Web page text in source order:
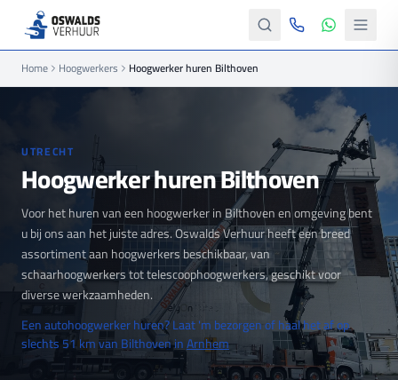
Home Hoogwerkers Hoogwerker huren Bilthoven
UTRECHT
Hoogwerker huren Bilthoven
Voor het huren van een hoogwerker in Bilthoven en omgeving bent
u bij ons aan het juiste adres. Oswalds Verhuur heeft een breed
assortiment aan hoogwerkers beschikbaar, van
schaarhoogwerkers tot telescoophoogwerkers, geschikt voor
diverse werkzaamheden.
Een autohoogwerker huren? Laat 'm bezorgen of haal het af op
slechts 51 km van Bilthoven inArnhem